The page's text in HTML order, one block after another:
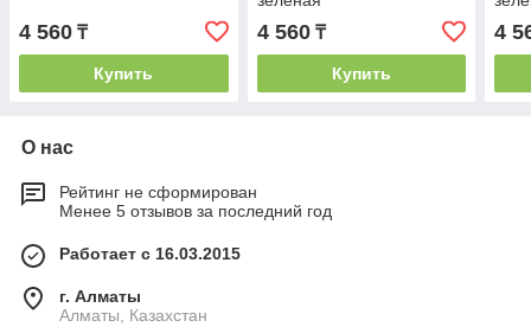
4 560 ₸
Купить
4 560₸
Купить
4
О нас
Рейтинг не сформирован
Менее 5 отзывов за последний год
Работает с 16.03.2015
г. Алматы
Алматы, Казахстан